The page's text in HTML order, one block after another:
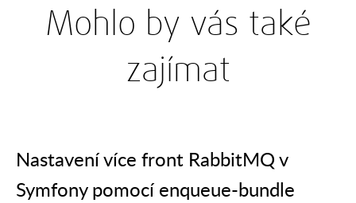
Mohlo by vás také
zajímat
Nastavení více front RabbitMQ v
Symfony pomocí enqueue-bundle